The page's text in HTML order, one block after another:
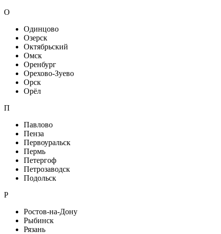
О
Одинцово
Озерск
Октябрьский
Омск
Оренбург
Орехово-Зуево
Орск
Орёл
П
Павлово
Пенза
Первоуральск
Пермь
Петергоф
Петрозаводск
Подольск
Р
Ростов-на-Дону
Рыбинск
Рязань